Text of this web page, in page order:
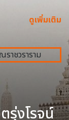
ดูเพิ่มเติม
ตรุ่งโรจน์